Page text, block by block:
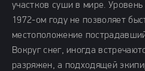
участков суши в мире. Уровень
1972-ом году не позволяет
местоположение
Вокруг снег, иногда
разряжен, а подходящей